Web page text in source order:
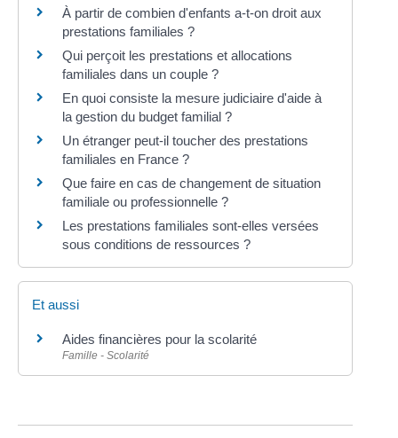
À partir de combien d'enfants a-t-on droit aux
prestations familiales ?
Qui perçoit les prestations et allocations
familiales dans un couple ?
En quoi consiste la mesure judiciaire d'aide à
la gestion du budget familial ?
Un étranger peut-il toucher des prestations
familiales en France ?
Que faire en cas de changement de situation
familiale ou professionnelle ?
Les prestations familiales sont-elles versées
sous conditions de ressources ?
Et aussi
Aides financières pour la scolarité
Famille - Scolarité